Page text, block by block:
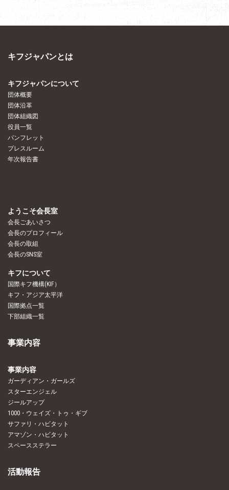
キフジャパンとは
キフジャパンについて
団体概要
団体沿革
団体組織図
役員一覧
パンフレット
プレスルーム
年次報告書
ようこそ会長室
会長ごあいさつ
会長のプロフィール
会長の取組
会長のSNS室
キフについて
国際キフ機構(KIF）
キフ・アジア太平洋
国際拠点一覧
下部組織一覧
事業内容
事業内容
ガーディアン・ガールズ
スターエンジェル
ジールアップ
1000・ウェイズ・トゥ・ギブ
サファリ・ハビタット
アマゾン・ハビタット
スペースステラー
活動報告